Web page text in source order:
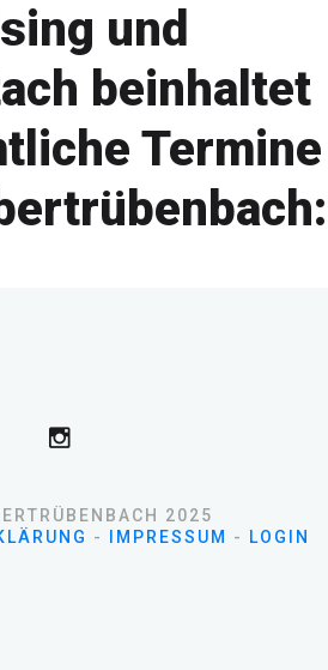
und
beinhaltet
Termine
2025
- IMPRESSUM - LOGIN